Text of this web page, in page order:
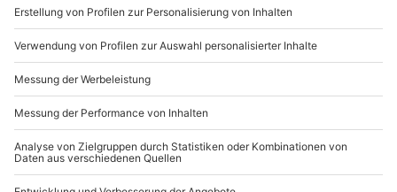
www.b2b.mydays.de/
Artikelnummer:19970
Andere Produkte entdecken